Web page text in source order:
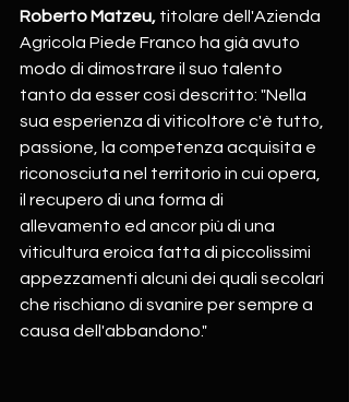
Roberto Matzeu, titolare dell'Azienda
Agricola Piede Franco ha già avuto
modo di dimostrare il suo talento
tanto da esser così descritto: "Nella
sua esperienza di viticoltore c'è tutto,
passione, la competenza acquisita e
riconosciuta nel territorio in cui opera,
il recupero di una forma di
allevamento ed ancor più di una
viticultura eroica fatta di piccolissimi
appezzamenti alcuni dei quali secolari
che rischiano di svanire per sempre a
causa dell'abbandono."